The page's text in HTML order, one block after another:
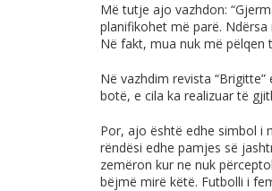
Më tutje ajo vazhdon:
planifikohet më parë.
Në fakt, mua nuk më pëlqen
Në vazhdim revista
botë, e cila ka realizuar të
Por, ajo është edhe simbol i
rëndësi edhe pamjes së
zemëron kur ne nuk
bëjmë mirë këtë. Futbolli i